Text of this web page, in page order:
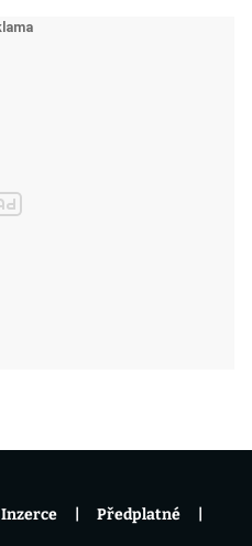
Inzerce Předplatné